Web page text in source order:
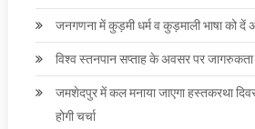
जनगणना में कुड़मी धर्म व कुड़माली भाषा को
विश्व स्तनपान सप्ताह के अवसर पर
जमशेदपुर में कल मनाया जाएगा हस्तकरथा
होगी चर्चा